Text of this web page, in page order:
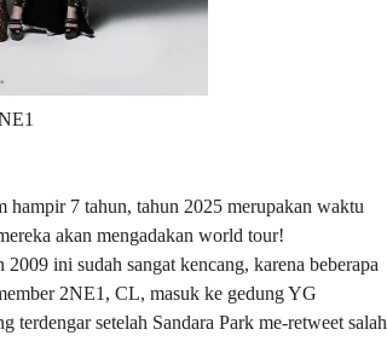
hampir 7 tahun, tahun 2025 merupakan waktu
akan mengadakan world tour!
ini sudah sangat kencang, karena beberapa
2NE1, CL, masuk ke gedung YG
terdengar setelah Sandara Park me-retweet salah